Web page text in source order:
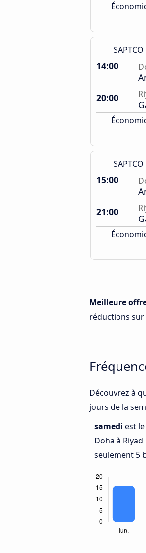
SAPTCO
14:00
20:00
SAPTCO
15:00
21:00
Meilleure
réductions sur
Découvrez à
jours de la
samedi est
Doha à Riyad
seulement 5